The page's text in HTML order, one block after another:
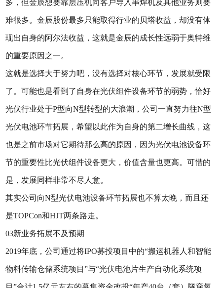
多，但金辰想要靠层压机向客户导入串焊机及其他业务则要
难很多。金辰股份最多只能取得行业的贝塔收益，却没有体
现出自身的阿尔法收益，这就是金辰的成长性远弱于奥特维
的重要原因之一。
这就是选择大于努力吧，没有选择对核心环节，发展就受限
了。可能也是看到了自身在光伏组件设备环节的弱势，恰好
光伏行业处于P型向N型转型的大浪潮，公司一直努力往N型
光伏电池环节拓展，希望以此作为自身的第二增长曲线，这
也是之前市场对它期待那么高的原因，因为光伏电池设备环
节的重要性比光伏组件设备更大，价值含量也更高。可惜的
是，发展同样非常不尽人意。
其实公司向N型光伏电池设备环节拓展也不算太晚，而且还
是TOPCon和HJT两条路走。
03新业务拓展不及预期
2019年底，公司通过将IPO募投项目中的“搬运机器人和智能
物料传输仓储系统项目”与“光伏电池片生产自动化系统项